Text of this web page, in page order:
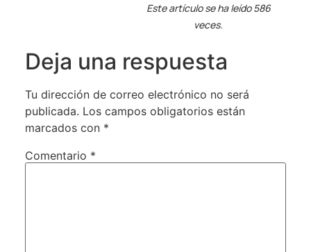
Este artículo se ha leído 586
veces.
Deja una respuesta
Tu dirección de correo electrónico no será
publicada. Los campos obligatorios están
marcados con *
Comentario *